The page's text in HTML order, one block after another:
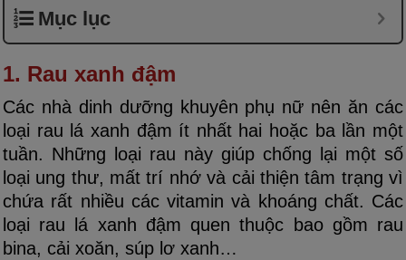
Mục lục
1. Rau xanh đậm
Các nhà dinh dưỡng khuyên phụ nữ nên ăn các
loại rau lá xanh đậm ít nhất hai hoặc ba lần một
tuần. Những loại rau này giúp chống lại một số
loại ung thư, mất trí nhớ và cải thiện tâm trạng vì
chứa rất nhiều các vitamin và khoáng chất. Các
loại rau lá xanh đậm quen thuộc bao gồm rau
bina, cải xoăn, súp lơ xanh…